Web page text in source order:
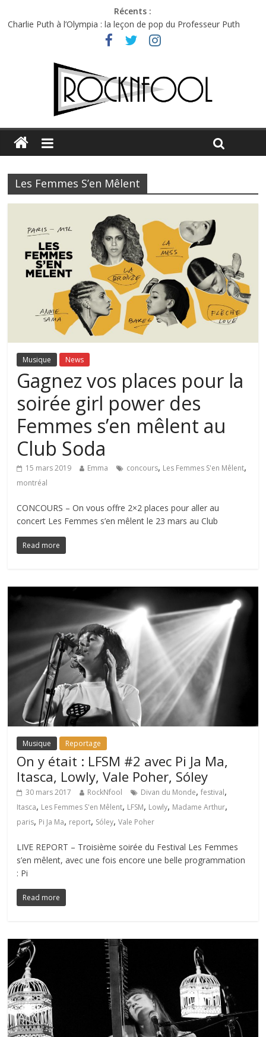
Récents :
Charlie Puth à l’Olympia : la leçon de pop du Professeur Puth
Festival Triptyque : un nouveau festival de musique indépendant
Hellfest 2026 vendredi : température et émotions en hausse
Hellfest 2026 jeudi : impossible de choisir entre chaleur et bonne
Première édition du Midgard Festival : entre bière, métal et
Les Femmes S’en Mêlent
Musique News
Gagnez vos places pour la
soirée girl power des
Femmes s’en mêlent au
Club Soda
15 mars 2019 Emma concours, Les Femmes S'en Mêlent,
montréal
CONCOURS – On vous offre 2×2 places pour aller au
concert Les Femmes s’en mêlent le 23 mars au Club
Read more
Musique Reportage
On y était : LFSM #2 avec Pi Ja Ma,
Itasca, Lowly, Vale Poher, Sóley
30 mars 2017 RockNfool Divan du Monde,festival,
Itasca, Les Femmes S'en Mêlent, LFSM, Lowly, Madame Arthur,
paris, Pi Ja Ma, report, Sóley,Vale Poher
LIVE REPORT – Troisième soirée du Festival Les Femmes
s’en mêlent, avec une fois encore une belle programmation
: Pi
Read more